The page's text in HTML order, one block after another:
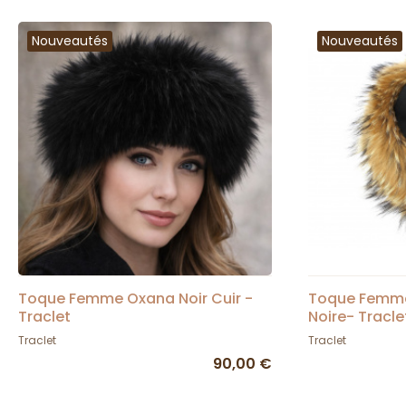
Nouveautés
Toque Femme Oxana Noir Cuir -
Traclet
Traclet
90,00 €
Nouveautés
Toque
Noire-
Traclet